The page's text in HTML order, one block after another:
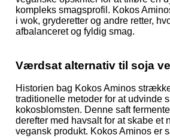
kompleks smagsprofil. Kokos
i wok, gryderetter og andre retter,
afbalanceret og fyldig smag.
Værdsat alternativ til soja
Historien bag Kokos Aminos
traditionelle metoder for at udvinde
kokosblomsten. Denne saft
derefter med havsalt for at skabe et
vegansk produkt. Kokos Aminos er